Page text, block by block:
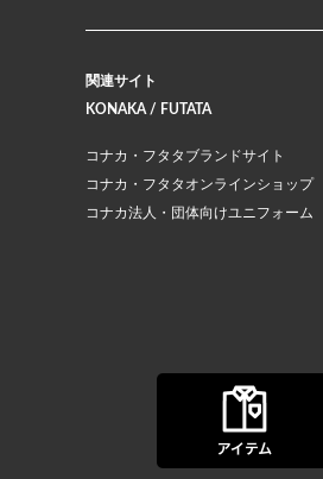
関連サイト
KONAKA / FUTATA
コナカ・フタタブランドサイト
コナカ・フタタオンラインショップ
コナカ法人・団体向けユニフォーム